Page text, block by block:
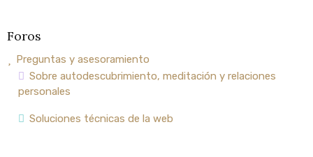
Foros
Preguntas y asesoramiento
Sobre autodescubrimiento, meditación y relaciones
personales
Soluciones técnicas de la web